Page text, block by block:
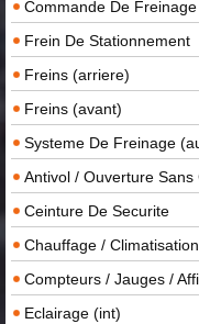
Commande De
Frein De Stationnement
Freins (arriere)
Freins (avant)
Systeme De Freinage
Antivol / Ouverture Sans
Ceinture De Securite
Chauffage / Climatisation
Compteurs / Jauges /
Eclairage (int)